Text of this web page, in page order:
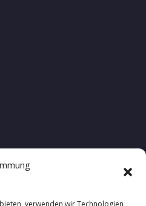
verwenden wir Technologien